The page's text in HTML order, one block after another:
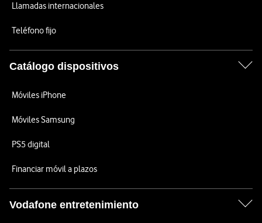
Llamadas internacionales
Teléfono fijo
Catálogo dispositivos
Móviles iPhone
Móviles Samsung
PS5 digital
Financiar móvil a plazos
Vodafone entretenimiento